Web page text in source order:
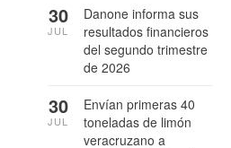
Danone informa sus
resultados financieros
del segundo trimestre
de 2026
30
JUL
Envían primeras 40
toneladas de limón
veracruzano a
30
JUL